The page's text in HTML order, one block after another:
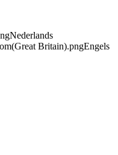
Nederlands
Engels